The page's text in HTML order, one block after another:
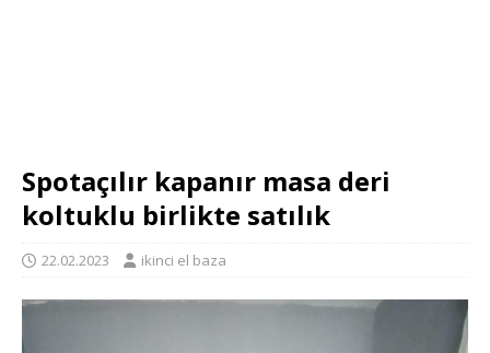
Spotaçılır kapanır masa deri
koltuklu birlikte satılık
22.02.2023 ikinci el baza